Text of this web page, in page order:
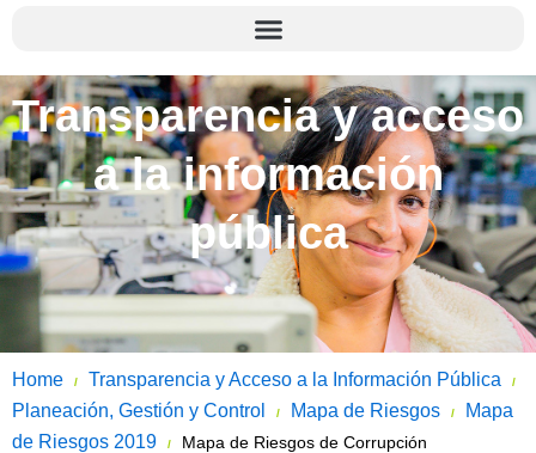
Transparencia y acceso
a la información
pública
Home / Transparencia y Acceso a la Información Pública /
Planeación, Gestión y Control / Mapa de Riesgos /
Mapa
de Riesgos 2019
/ Mapa de Riesgos de Corrupción